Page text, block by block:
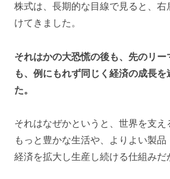
株式は、長期的な目線で見ると、右
けてきました。
それはかの大恐慌の後も、先のリー
も、例にもれず同じく経済の成長を
た。
それはなぜかというと、世界を支え
もっと豊かな生活や、よりよい製品
経済を拡大し生産し続ける仕組みだ